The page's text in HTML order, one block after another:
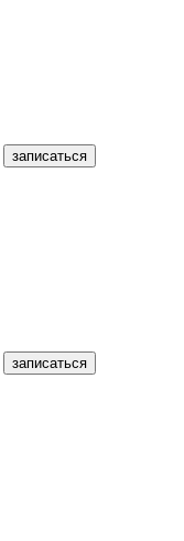
записаться
записаться